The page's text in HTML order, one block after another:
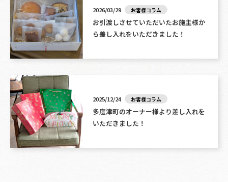
2026/03/29 お客様コラム
お引渡しさせていただいたお施主様か
ら差し入れをいただきました！
2025/12/24 お客様コラム
多度津町のオーナー様より差し入れを
いただきました！